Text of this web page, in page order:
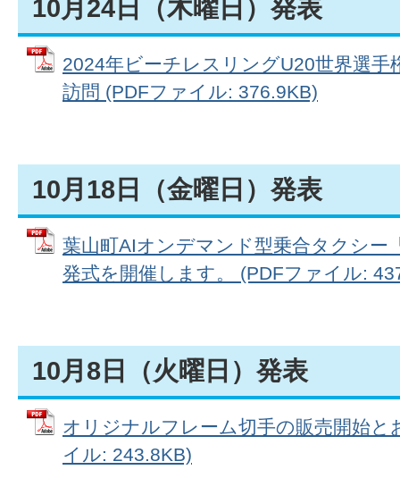
10月24日（木曜日）発表
2024年ビーチレスリングU20世界選手
訪問 (PDFファイル: 376.9KB)
10月18日（金曜日）発表
葉山町AIオンデマンド型乗合タクシー
発式を開催します。 (PDFファイル:
10月8日（火曜日）発表
オリジナルフレーム切手の販売開始と
イル: 243.8KB)